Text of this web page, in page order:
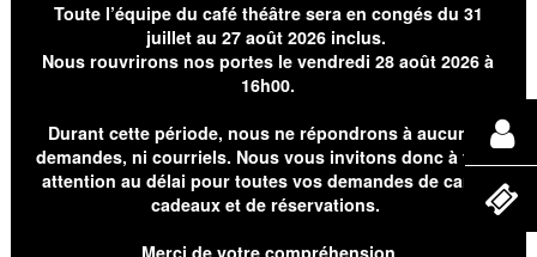
Toute l’équipe du café théâtre sera en congés du 31
juillet au 27 août 2026 inclus.
Nous rouvrirons nos portes le vendredi 28 août 2026 à
16h00.
Durant cette période, nous ne répondrons à aucunes
demandes, ni courriels. Nous vous invitons donc à faire
attention au délai pour toutes vos demandes de cartes
cadeaux et de réservations.